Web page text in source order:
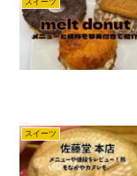
スイーツ